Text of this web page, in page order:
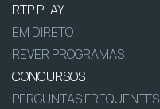
RTP PLAY
EM DIRETO
REVER PROGRAMAS
CONCURSOS
PERGUNTAS FREQUENTES